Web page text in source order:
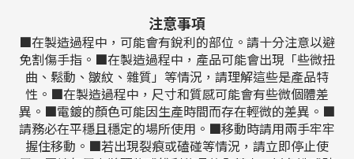
注意事項
■在製造過程中，可能會有銳利的部位。請十分注意以避
免割傷手指。■在製造過程中，產品可能會出現「些微扭
曲、鬆動、皺紋、雜質」等情況，請理解這些是產品特
性。■在製造過程中，尺寸和質感可能會有些微個體差
異。■電鍍的顏色可能因生產時間而存在輕微的差異。■
請務必在平穩且穩定的場所使用。■移動時請用兩手牢牢
握住移動。■若出現裂痕或磕碰等情況，請立即停止使